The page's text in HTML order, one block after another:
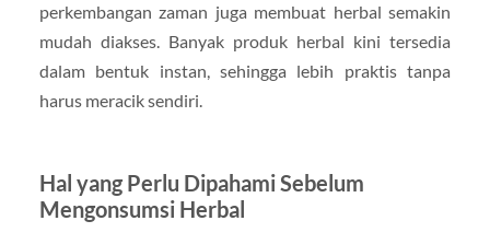
perkembangan zaman juga membuat herbal semakin
mudah diakses. Banyak produk herbal kini tersedia
dalam bentuk instan, sehingga lebih praktis tanpa
harus meracik sendiri.
Hal yang Perlu Dipahami Sebelum
Mengonsumsi Herbal